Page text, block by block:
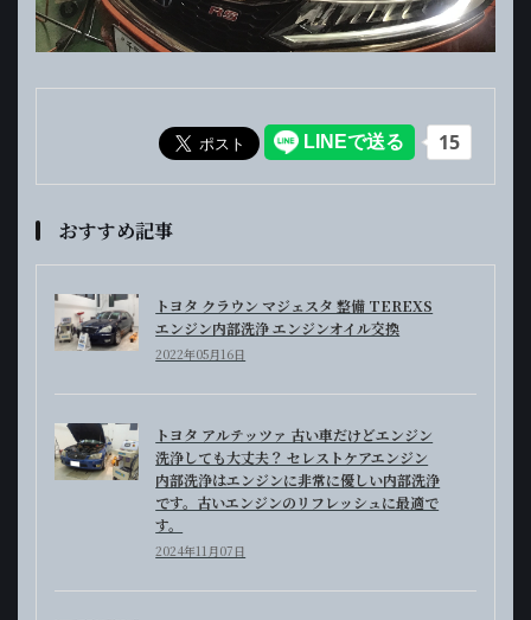
おすすめ記事
トヨタ クラウン マジェスタ 整備 TEREXS
エンジン内部洗浄 エンジンオイル交換
2022年05月16日
トヨタ アルテッツァ 古い車だけどエンジン
洗浄しても大丈夫？ セレストケアエンジン
内部洗浄はエンジンに非常に優しい内部洗浄
です。古いエンジンのリフレッシュに最適で
す。
2024年11月07日